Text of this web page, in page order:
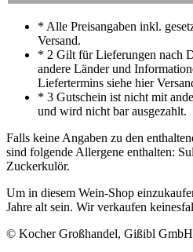
* Alle Preisangaben inkl.
Versand.
* 2 Gilt für Lieferungen nach
andere Länder und
Liefertermins siehe hier
* 3 Gutschein ist nicht mit
und wird nicht bar ausgezahlt.
Falls keine Angaben zu den
sind folgende Allergene enthalten:
Zuckerkulör.
Um in diesem Wein-Shop
Jahre alt sein. Wir verkaufen
© Kocher Großhandel, Gißibl GmbH